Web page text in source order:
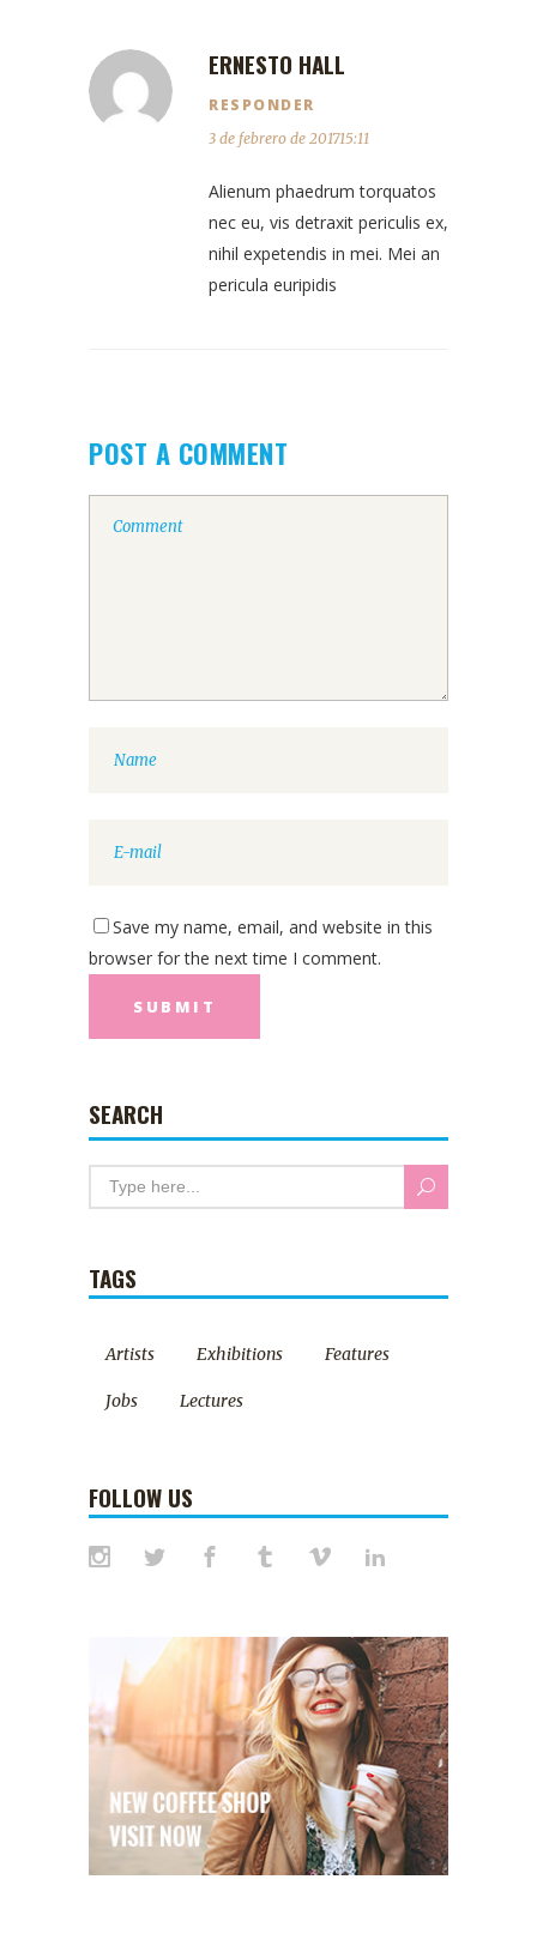
ERNESTO HALL
RESPONDER
3 de febrero de 201715:11
Alienum phaedrum torquatos
nec eu, vis detraxit periculis ex,
nihil expetendis in mei. Mei an
pericula euripidis
POST A COMMENT
Save my name, email, and website in this
browser for the next time I comment.
SEARCH
TAGS
Artists Exhibitions Features
Jobs Lectures
FOLLOW US